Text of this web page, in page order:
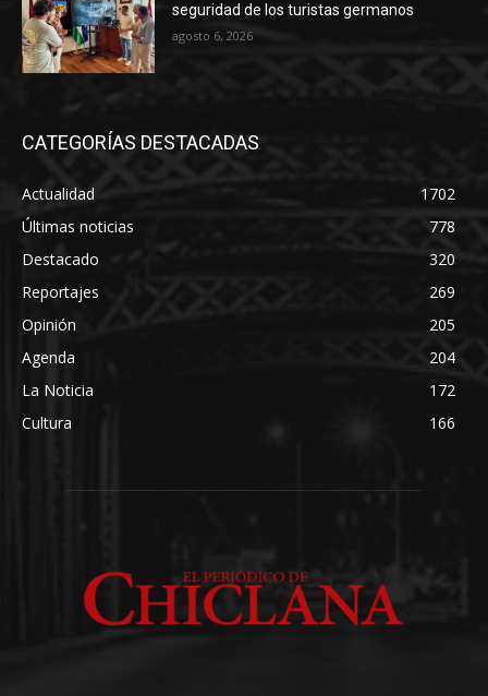
seguridad de los turistas germanos
agosto 6, 2026
CATEGORÍAS DESTACADAS
Actualidad
1702
Últimas noticias
778
Destacado
320
Reportajes
269
Opinión
205
Agenda
204
La Noticia
172
Cultura
166